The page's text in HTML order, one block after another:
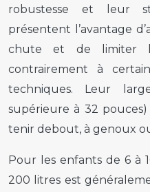
robustesse et leur
présentent l’avantage
chute et de limiter
contrairement à
techniques. Leur
supérieure à 32
tenir debout, à genoux
Pour les enfants de 6 à
200 litres est